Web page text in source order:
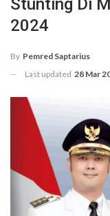
Stunting Di
2024
By Pemred Saptarius
Last updated 28 Mar